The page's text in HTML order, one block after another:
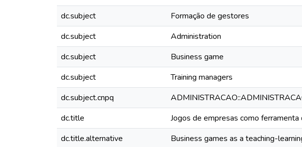
dc.subject
Formação de gestores
dc.subject
Administration
dc.subject
Business game
dc.subject
Training managers
dc.subject.cnpq
dc.title
Jogos de empresas como
dc.title.alternative
Business games as a teaching-